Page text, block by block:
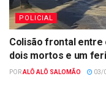
POLICIAL
Colisão frontal entre
dois mortos e um
PORALÔ ALÔ SALOMÃO 03/